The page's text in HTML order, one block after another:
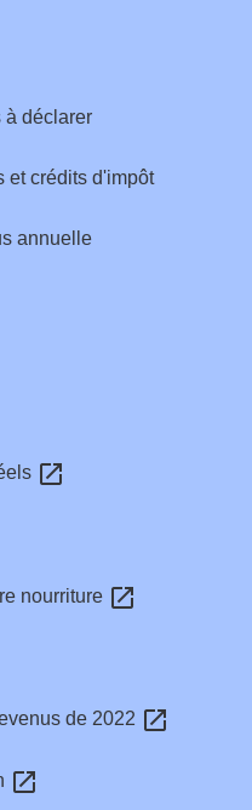
à déclarer
et crédits d'impôt
annuelle
open_in_new
nourriture open_in_new
de 2022 open_in_new
open_in_new